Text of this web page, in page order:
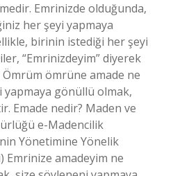
Emrinizde olduğunda,
her şeyi yapmaya
birinin istediği her şeyi
“Emrinizdeyim” diyerek
ömrüne amade ne
yapmaya gönüllü olmak,
Emade nedir? Maden ve
e-Madencilik
Yönetimine Yönelik
Emrinize amadeyim ne